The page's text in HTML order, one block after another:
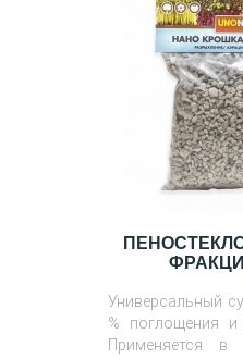
ПЕНОСТЕКЛО
Универсальный
% поглощения и
Применяется в